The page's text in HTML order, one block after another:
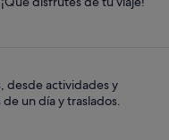
desde actividades y
un día y traslados.